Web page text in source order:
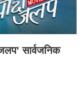
सार्वजनिक